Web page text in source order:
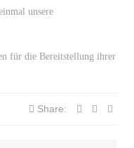
unsere
für die Bereitstellung ihrer
Share: